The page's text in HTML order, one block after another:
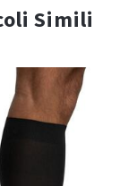
Simili